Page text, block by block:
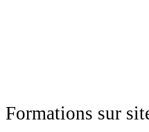
Formations sur